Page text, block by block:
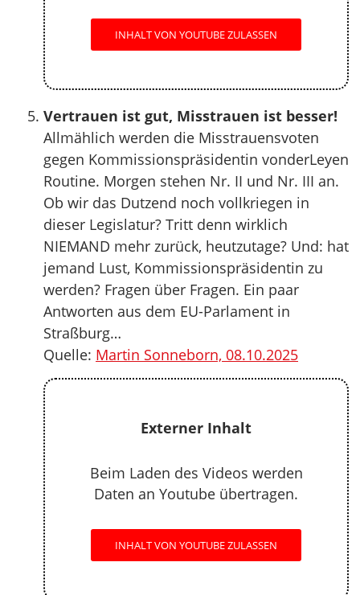
INHALT VON YOUTUBE ZULASSEN
Vertrauen ist gut, Misstrauen ist besser!
Allmählich werden die Misstrauensvoten
gegen Kommissionspräsidentin vonderLeyen
Routine. Morgen stehen Nr. II und Nr. III an.
Ob wir das Dutzend noch vollkriegen in
dieser Legislatur? Tritt denn wirklich
NIEMAND mehr zurück, heutzutage? Und: hat
jemand Lust, Kommissionspräsidentin zu
werden? Fragen über Fragen. Ein paar
Antworten aus dem EU-Parlament in
Straßburg…
Quelle: Martin Sonneborn, 08.10.2025
Externer Inhalt
Beim Laden des Videos werden
Daten an Youtube übertragen.
INHALT VON YOUTUBE ZULASSEN